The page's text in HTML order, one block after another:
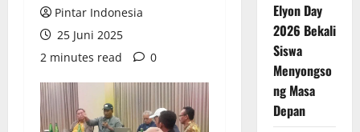
Pintar Indonesia
25 Juni 2025
2 minutes read
0
Elyon Day
2026 Bekali
Siswa
Menyongso
ng Masa
Depan